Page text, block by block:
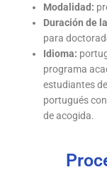
Modalidad:
Duración de
para
Idioma:
programa
estudiantes
portugués
de acogida.